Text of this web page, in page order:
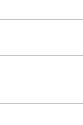
Forums
anzeigen